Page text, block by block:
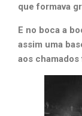
que formava
E no boca a
assim uma
aos